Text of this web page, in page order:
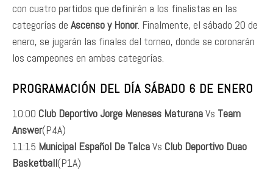
con cuatro partidos que definirán a los finalistas en las
categorías de Ascenso y Honor. Finalmente, el sábado 20 de
enero, se jugarán las finales del torneo, donde se coronarán
los campeones en ambas categorías.
PROGRAMACIÓN DEL DÍA SÁBADO 6 DE ENERO
10:00 Club Deportivo Jorge Meneses MaturanaVs Team
Answer(P4A)
11:15 Municipal Español De TalcaVs Club Deportivo Duao
Basketball(P1A)